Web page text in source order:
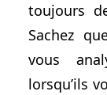
toujours
Sachez
vous
lorsqu’ils